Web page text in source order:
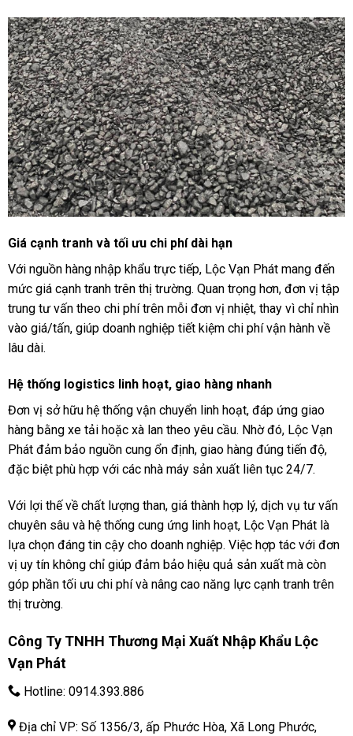
Giá cạnh tranh và tối ưu chi phí dài hạn
Với nguồn hàng nhập khẩu trực tiếp, Lộc Vạn Phát mang đến
mức giá cạnh tranh trên thị trường. Quan trọng hơn, đơn vị tập
trung tư vấn theo chi phí trên mỗi đơn vị nhiệt, thay vì chỉ nhìn
vào giá/tấn, giúp doanh nghiệp tiết kiệm chi phí vận hành về
lâu dài.
Hệ thống logistics linh hoạt, giao hàng nhanh
Đơn vị sở hữu hệ thống vận chuyển linh hoạt, đáp ứng giao
hàng bằng xe tải hoặc xà lan theo yêu cầu. Nhờ đó, Lộc Vạn
Phát đảm bảo nguồn cung ổn định, giao hàng đúng tiến độ,
đặc biệt phù hợp với các nhà máy sản xuất liên tục 24/7.
Với lợi thế về chất lượng than, giá thành hợp lý, dịch vụ tư vấn
chuyên sâu và hệ thống cung ứng linh hoạt, Lộc Vạn Phát là
lựa chọn đáng tin cậy cho doanh nghiệp. Việc hợp tác với đơn
vị uy tín không chỉ giúp đảm bảo hiệu quả sản xuất mà còn
góp phần tối ưu chi phí và nâng cao năng lực cạnh tranh trên
thị trường.
Công Ty TNHH Thương Mại Xuất Nhập Khẩu Lộc
Vạn Phát
Hotline: 0914.393.886
Địa chỉ VP: Số 1356/3, ấp Phước Hòa, Xã Long Phước,